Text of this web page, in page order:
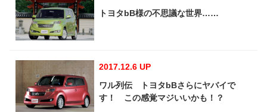
トヨタbB様の不思議な世界……
2017.12.6 UP
ワル列伝 トヨタbBさらにヤバイで
す！ この感覚マジいいかも！？